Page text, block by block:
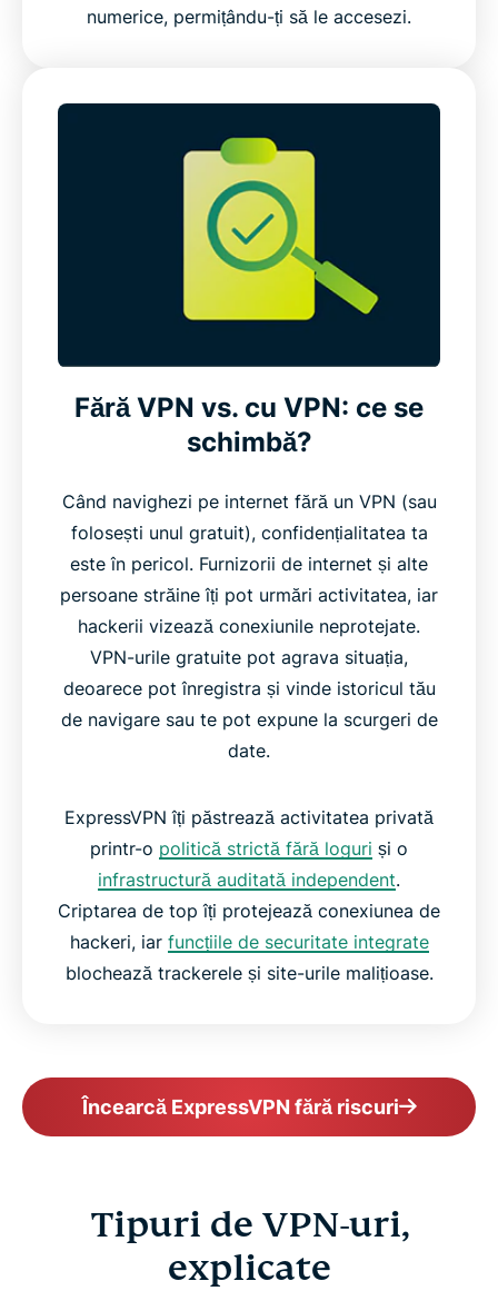
numerice, permițându-ți să le accesezi.
Fără VPN vs. cu VPN: ce se
schimbă?
Când navighezi pe internet fără un VPN (sau
folosești unul gratuit), confidențialitatea ta
este în pericol. Furnizorii de internet și alte
persoane străine îți pot urmări activitatea, iar
hackerii vizează conexiunile neprotejate.
VPN-urile gratuite pot agrava situația,
deoarece pot înregistra și vinde istoricul tău
de navigare sau te pot expune la scurgeri de
date.
ExpressVPN îți păstrează activitatea privată
printr-o politică strictă fără loguri și o
infrastructură auditată independent.
Criptarea de top îți protejează conexiunea de
hackeri, iar funcțiile de securitate integrate
blochează trackerele și site-urile malițioase.
Încearcă ExpressVPN fără riscuri
Tipuri de VPN-uri,
explicate